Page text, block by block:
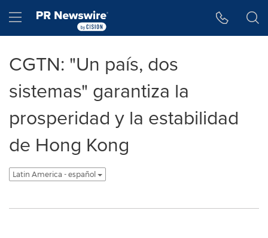
Hamburger menu
CGTN: "Un país, dos
sistemas" garantiza la
prosperidad y la estabilidad
de Hong Kong
Latin America - español